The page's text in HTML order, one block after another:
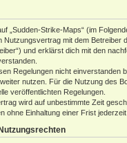
„Sudden-Strike-Maps“ (im
Nutzungsvertrag mit dem Betreiber
und erklärst dich mit den
Regelungen nicht einverstanden
nutzen. Für die Nutzung des
veröffentlichten Regelungen.
wird auf unbestimmte Zeit
ohne Einhaltung einer Frist